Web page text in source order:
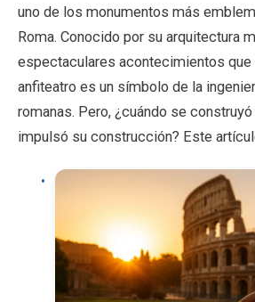
uno de los monumentos más
Roma. Conocido por su arquitectura
espectaculares acontecimientos que
anfiteatro es un símbolo de la
romanas. Pero, ¿cuándo se
impulsó su construcción? Este